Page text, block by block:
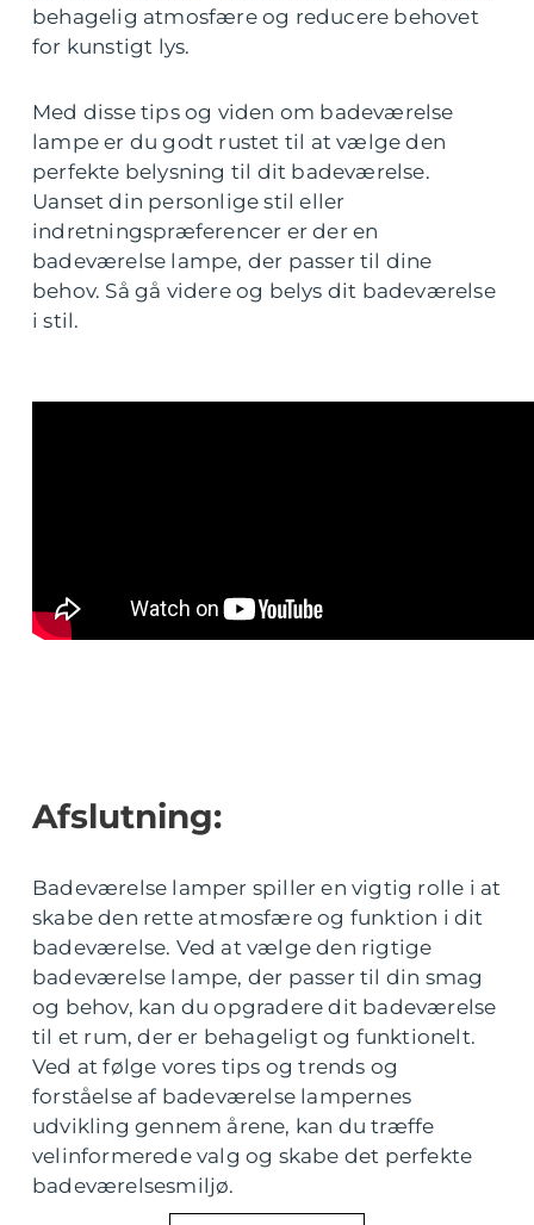
behagelig atmosfære og reducere behovet
for kunstigt lys.
Med disse tips og viden om badeværelse
lampe er du godt rustet til at vælge den
perfekte belysning til dit badeværelse.
Uanset din personlige stil eller
indretningspræferencer er der en
badeværelse lampe, der passer til dine
behov. Så gå videre og belys dit badeværelse
i stil.
Afslutning:
Badeværelse lamper spiller en vigtig rolle i at
skabe den rette atmosfære og funktion i dit
badeværelse. Ved at vælge den rigtige
badeværelse lampe, der passer til din smag
og behov, kan du opgradere dit badeværelse
til et rum, der er behageligt og funktionelt.
Ved at følge vores tips og trends og
forståelse af badeværelse lampernes
udvikling gennem årene, kan du træffe
velinformerede valg og skabe det perfekte
badeværelsesmiljø.